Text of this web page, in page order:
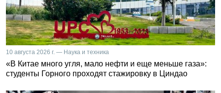
10 августа 2026 г. — Наука и техника
«В Китае много угля, мало нефти и еще меньше газа»:
студенты Горного проходят стажировку в Циндао